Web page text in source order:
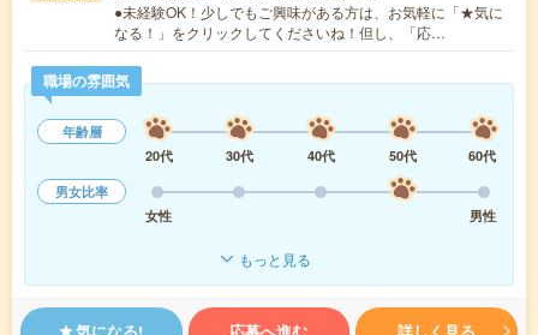
●未経験OK！少しでもご興味がある方は、お気軽に「★気に
なる！」をクリックしてくださいね！但し、「応…
職場の雰囲気
年齢層
20代
30代 40代 50代
60代
男女比率
女性
男性
もっと見る
気になる! 応募へ進む 詳しく見る